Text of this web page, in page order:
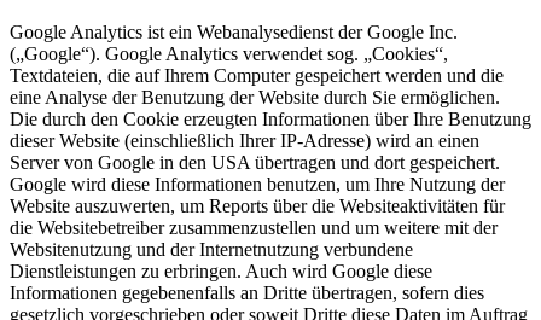
Google Analytics ist ein Webanalysedienst der Google Inc.
(„Google“). Google Analytics verwendet sog. „Cookies“,
Textdateien, die auf Ihrem Computer gespeichert werden und die
eine Analyse der Benutzung der Website durch Sie ermöglichen.
Die durch den Cookie erzeugten Informationen über Ihre Benutzung
dieser Website (einschließlich Ihrer IP-Adresse) wird an einen
Server von Google in den USA übertragen und dort gespeichert.
Google wird diese Informationen benutzen, um Ihre Nutzung der
Website auszuwerten, um Reports über die Websiteaktivitäten für
die Websitebetreiber zusammenzustellen und um weitere mit der
Websitenutzung und der Internetnutzung verbundene
Dienstleistungen zu erbringen. Auch wird Google diese
Informationen gegebenenfalls an Dritte übertragen, sofern dies
gesetzlich vorgeschrieben oder soweit Dritte diese Daten im Auftrag